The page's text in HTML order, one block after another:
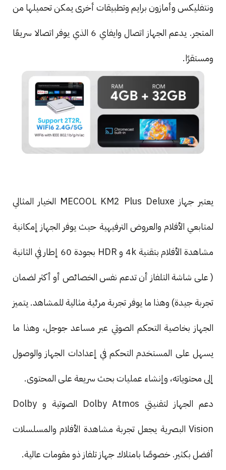
ونتفليكس وأمازون برايم وتطبيقات أخرى يمكن تحميلها من
المتجر. يدعم الجهاز اتصال وايفاي 6 الذي يوفر اتصالا سريعًا
ومستقرًا.
يعتبر جهاز MECOOL KM2 Plus Deluxe الخيار المثالي
لمتابعي الأفلام والعروض الترفيهية حيث يوفر الجهاز إمكانية
مشاهدة الأفلام بتقنية 4k و HDR بجودة 60 إطار في الثانية
( على شاشة التلفاز أن تدعم نفس الخصائص أو أكثر لضمان
تجربة جيدة) وهذا ما يوفر تجربة مرئية مثالية للمشاهد. يتميز
الجهاز بخاصية التحكم الصوتي عبر مساعد جوجل، وهذا ما
يسهل على المستخدم التحكم في إعدادات الجهاز والوصول
إلى محتوياته، وإنشاء عمليات بحث سريعة على المحتوى.
دعم الجهاز لتقنيتي Dolby Atmos الصوتية و Dolby
Vision البصرية يجعل تجربة مشاهدة الأفلام والمسلسلات
أفضل بكثير. خصوصًا بامتلاك جهاز تلفاز ذو مقومات عالية.